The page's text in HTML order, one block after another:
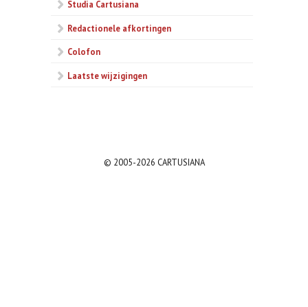
Studia Cartusiana
Redactionele afkortingen
Colofon
Laatste wijzigingen
© 2005-2026 CARTUSIANA